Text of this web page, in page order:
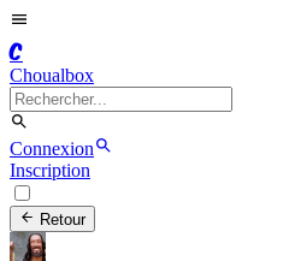
C
Choualbox
Connexion
Inscription
Retour